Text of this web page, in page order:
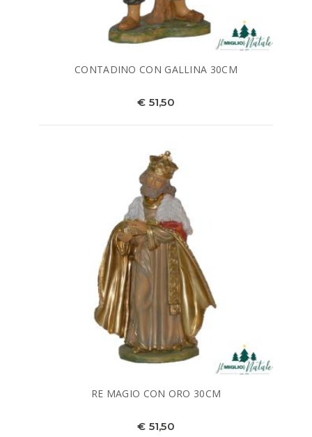
CONTADINO CON GALLINA 30CM
€ 51,50
RE MAGIO CON ORO 30CM
€ 51,50